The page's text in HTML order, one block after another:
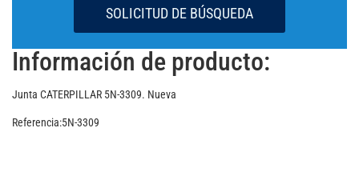
SOLICITUD DE BÚSQUEDA
Información de producto:
Junta CATERPILLAR 5N-3309. Nueva
Referencia:5N-3309